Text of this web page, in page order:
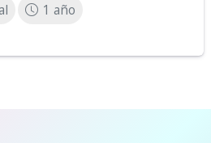
1 año